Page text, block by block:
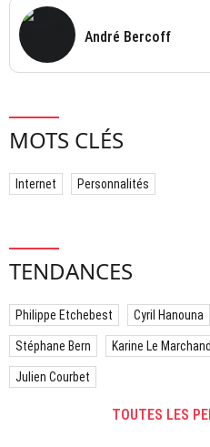
André Bercoff
MOTS CLÉS
Internet Personnalités
TENDANCES
Philippe Etchebest Cyril Hanouna
Stéphane Bern Karine Le Marchand
Julien Courbet
TOUTES LES